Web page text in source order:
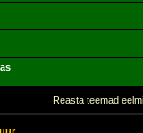
Reasta teemad